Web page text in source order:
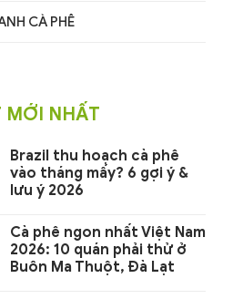
CÀ PHÊ
MỚI NHẤT
Brazil thu hoạch cà phê
vào tháng mấy? 6 gợi ý &
lưu ý 2026
Cà phê ngon nhất Việt Nam
2026: 10 quán phải thử ở
Buôn Ma Thuột, Đà Lạt